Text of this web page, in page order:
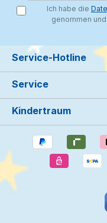
Ich habe die
genommen
Service-Hotline
Service
Kindertraum